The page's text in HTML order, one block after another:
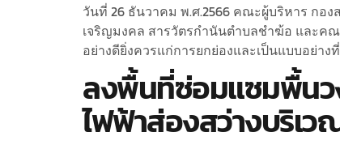
วันที่ 26 ธันวาคม พ.ศ.2566 คณะผู้บริหาร กอ
เจริญมงคล สารวัตรกำนันตำบลชำฆ้อ และค
อย่างดียิ่งควรแก่การยกย่องและเป็นแบบอย่า
ลงพื้นที่ซ่อมแซมพื้นว
ไฟฟ้าส่องสว่างบริเว